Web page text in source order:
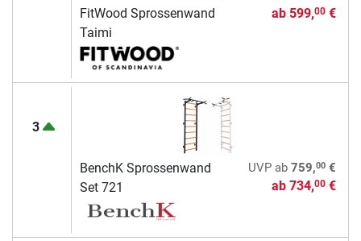
FitWood Sprossenwand
Taimi
ab 599,00€
3
BenchK Sprossenwand
Set 721
UVPab 759,00€
ab 734,00€